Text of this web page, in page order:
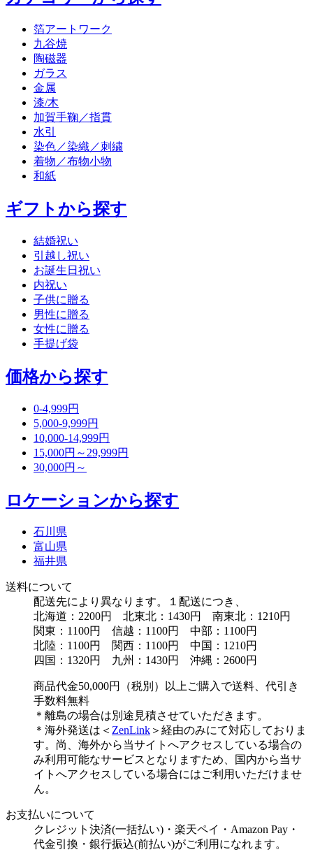
箔アートワーク
九谷焼
陶磁器
ガラス
金属
漆/木
加賀手鞠／指貫
水引
染色／染織／刺繍
着物／布物小物
和紙
ギフトから探す
結婚祝い
引越し祝い
お誕生日祝い
内祝い
子供に贈る
男性に贈る
女性に贈る
手提げ袋
価格から探す
0-4,999円
5,000-9,999円
10,000-14,999円
15,000円～29,999円
30,000円～
ロケーションから探す
石川県
富山県
福井県
送料について
配送先により異なります。１配送につき、
北海道：2200円 北東北：1430円 南東北：1210円
関東：1100円 信越：1100円 中部：1100円
北陸：1100円 関西：1100円 中国：1210円
四国：1320円 九州：1430円 沖縄：2600円
商品代金50,000円（税別）以上ご購入で送料、代引き
手数料無料
＊離島の場合は別途見積させていただきます。
＊海外発送は＜ ZenLink ＞経由のみにて対応しておりま
す。尚、海外から当サイトへアクセスしている場合の
み利用可能なサービスとなりますため、国内から当サ
イトへアクセスしている場合にはご利用いただけませ
ん。
お支払いについて
クレジット決済(一括払い)・楽天ペイ・Amazon Pay・
代金引換・銀行振込(前払い)がご利用になれます。